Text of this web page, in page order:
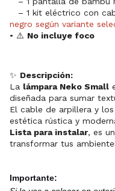
– 1 kit eléctrico con
negro según variante
• ⚠️ No incluye foco
✨ Descripción:
La lámpara Neko Small
diseñada para sumar
El cable de arpillera y
estética rústica y
Lista para instalar, es
transformar tus
Importante: